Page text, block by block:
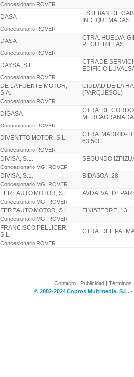
Concesionario ROVER
DASA
ESTEBAN DE
IND. QUEMADAS
Concesionario ROVER
DASA
CTRA. HUELVA-
PEGUERILLAS
Concesionario ROVER
DAYSA, S.L.
CTRA DE
EDIFICIO
Concesionario ROVER
DE LA FUENTE MOTOR,
S.A.
CIUDAD DE LA
(PARQUESOL)
Concesionario ROVER
DIGASA
CTRA. DE
MERCAGRANADA
Concesionario ROVER
DIVENTTO MOTOR, S.L.
CTRA. MADRID-
63,500
Concesionario ROVER
DIVISA, S.L. SEGUNDO
Concesionario MG, ROVER
DIVISA, S.L. BIDASOA, 28
Concesionario MG, ROVER
FEREAUTO MOTOR, S.L. AVDA.
Concesionario MG, ROVER
FEREAUTO MOTOR, S.L. FINISTERRE, 13
Concesionario MG, ROVER
FRANCISCO PELLICER,
S.L.
CTRA. DEL
Concesionario ROVER
Contacto | Publicidad | Términos
© 2002-2024 Copros Multimedia, S.L.